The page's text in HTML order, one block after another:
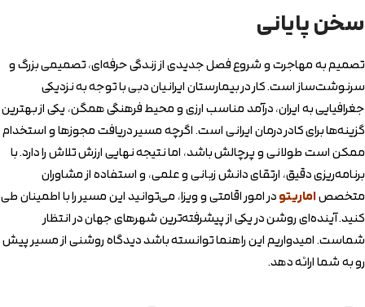
سخن پایانی
تصمیم به مهاجرت و شروع فصل جدیدی از زندگی حرفه‌ای، تصمیمی بزرگ و
سرنوشت‌ساز است. کار در بیمارستان ایرانیان دبی با توجه به نزدیکی
جغرافیایی به ایران، درآمد مناسب ارزی و محیط فرهنگی همگن، یکی از بهترین
گزینه‌ها برای کادر درمان ایرانی است. اگرچه مسیر دریافت مجوزها و استخدام
ممکن است طولانی و پرچالش باشد، اما نتیجه نهایی ارزش تلاش را دارد. با
برنامه‌ریزی دقیق، ارتقای دانش زبانی و علمی، و استفاده از مشاوران
متخصصاماریتودر امور اقامتی و ویزا، می‌توانید این مسیر را با اطمینان طی
کنید. آینده‌ای روشن در یکی از پیشرفته‌ترین شهرهای جهان در انتظار
شماست. امیدواریم این راهنما توانسته باشد دیدگاه روشنی از مسیر پیش
رو به شما ارائه دهد.